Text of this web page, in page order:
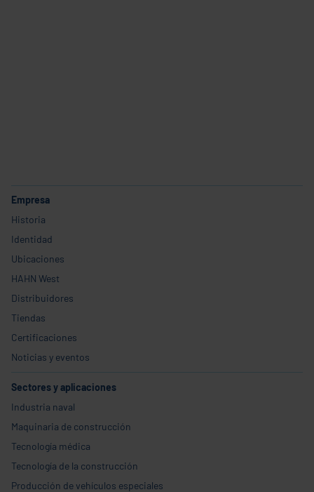
Empresa
Historia
Identidad
Ubicaciones
HAHN West
Distribuidores
Tiendas
Certificaciones
Noticias y eventos
Sectores y aplicaciones
Industria naval
Maquinaria de construcción
Tecnología médica
Tecnología de la construcción
Producción de vehículos especiales